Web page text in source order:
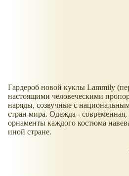
Гардероб новой куклы Lammily
настоящими человеческими
наряды, созвучные с
стран мира. Одежда - современная,
орнаменты каждого костюма
иной стране.